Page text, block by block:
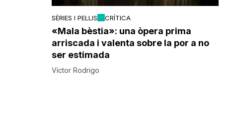
SÈRIES I PEL·LIS CRÍTICA
«Mala bèstia»: una òpera prima
arriscada i valenta sobre la por a no
ser estimada
Víctor Rodrigo